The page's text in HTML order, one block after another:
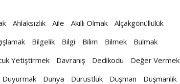
Ahlaksızlık Aile Akıllı Olmak
Alçakgönüllülük
Bilgelik Bilgi Bilim Bilmek
Bulmak
Yetiştirmek Davranış Dedikodu
Değer Vermek
Duyurmak Dünya Dürüstlük Düşman
Düşmanlık